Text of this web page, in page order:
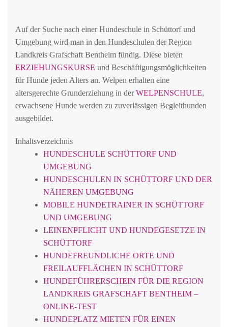
Auf der Suche nach einer Hundeschule in Schüttorf und
Umgebung wird man in den Hundeschulen der Region
Landkreis Grafschaft Bentheim fündig. Diese bieten
ERZIEHUNGSKURSE und Beschäftigungsmöglichkeiten
für Hunde jeden Alters an. Welpen erhalten eine
altersgerechte Grunderziehung in derWELPENSCHULE,
erwachsene Hunde werden zu zuverlässigen Begleithunden
ausgebildet.
Inhaltsverzeichnis
HUNDESCHULE SCHÜTTORF UND
UMGEBUNG
HUNDESCHULEN IN SCHÜTTORF UND DER
NÄHEREN UMGEBUNG
MOBILE HUNDETRAINER IN SCHÜTTORF
UND UMGEBUNG
LEINENPFLICHT UND HUNDEGESETZE IN
SCHÜTTORF
HUNDEFREUNDLICHE ORTE UND
FREILAUFFLÄCHEN IN SCHÜTTORF
HUNDEFÜHRERSCHEIN FÜR DIE REGION
LANDKREIS GRAFSCHAFT BENTHEIM –
ONLINE-TEST
HUNDEPLATZ MIETEN FÜR EINEN